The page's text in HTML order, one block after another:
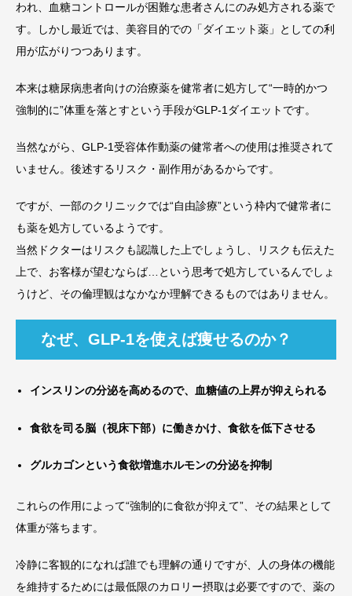
われ、血糖コントロールが困難な患者さんにのみ処方される薬で
す。しかし最近では、美容目的での「ダイエット薬」としての利
用が広がりつつあります。
本来は糖尿病患者向けの治療薬を健常者に処方して“一時的かつ
強制的に”体重を落とすという手段がGLP-1ダイエットです。
当然ながら、GLP-1受容体作動薬の健常者への使用は推奨されて
いません。後述するリスク・副作用があるからです。
ですが、一部のクリニックでは“自由診療”という枠内で健常者に
も薬を処方しているようです。
当然ドクターはリスクも認識した上でしょうし、リスクも伝えた
上で、お客様が望むならば…という思考で処方しているんでしょ
うけど、その倫理観はなかなか理解できるものではありません。
なぜ、GLP-1を使えば痩せるのか？
インスリンの分泌を高めるので、血糖値の上昇が抑えられる
食欲を司る脳（視床下部）に働きかけ、食欲を低下させる
グルカゴンという食欲増進ホルモンの分泌を抑制
これらの作用によって“強制的に食欲が抑えて”、その結果として
体重が落ちます。
冷静に客観的になれば誰でも理解の通りですが、人の身体の機能
を維持するためには最低限のカロリー摂取は必要ですので、薬の